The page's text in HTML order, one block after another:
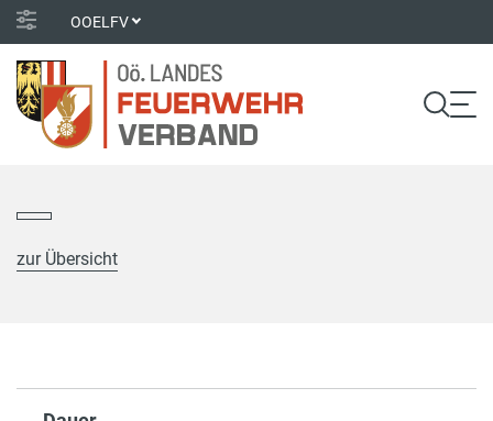
OOELFV
zur Übersicht